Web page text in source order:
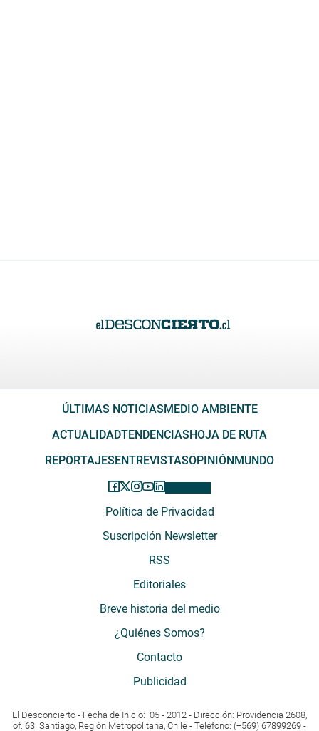
ÚLTIMAS NOTICIAS MEDIO AMBIENTE
ACTUALIDADTENDENCIAS HOJA DE RUTA
REPORTAJES ENTREVISTASOPINIÓN MUNDO
Política de Privacidad
Suscripción Newsletter
RSS
Editoriales
Breve historia del medio
¿Quiénes Somos?
Contacto
Publicidad
El Desconcierto - Fecha de Inicio: 05 - 2012 - Dirección: Providencia 2608,
of. 63. Santiago, Región Metropolitana, Chile - Teléfono: (+569) 67899269 -